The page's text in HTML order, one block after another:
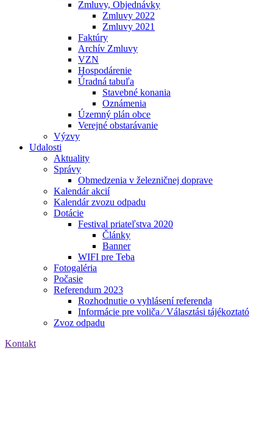
Zmluvy, Objednávky
Zmluvy 2022
Zmluvy 2021
Faktúry
Archív Zmluvy
VZN
Hospodárenie
Úradná tabuľa
Stavebné konania
Oznámenia
Územný plán obce
Verejné obstarávanie
Výzvy
Udalosti
Aktuality
Správy
Obmedzenia v železničnej doprave
Kalendár akcií
Kalendár zvozu odpadu
Dotácie
Festival priateľstva 2020
Články
Banner
WIFI pre Teba
Fotogaléria
Počasie
Referendum 2023
Rozhodnutie o vyhlásení referenda
Informácie pre voliča ⁄ Választási tájékoztató
Zvoz odpadu
Kontakt